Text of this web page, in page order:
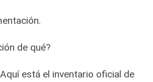
de qué?
está el inventario oficial de